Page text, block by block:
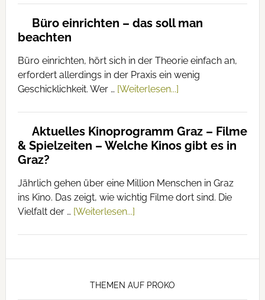
Büro einrichten – das soll man
beachten
Büro einrichten, hört sich in der Theorie einfach an,
erfordert allerdings in der Praxis ein wenig
Geschicklichkeit. Wer … [Weiterlesen...]
Aktuelles Kinoprogramm Graz – Filme
& Spielzeiten – Welche Kinos gibt es in
Graz?
Jährlich gehen über eine Million Menschen in Graz
ins Kino. Das zeigt, wie wichtig Filme dort sind. Die
Vielfalt der … [Weiterlesen...]
THEMEN AUF PROKO